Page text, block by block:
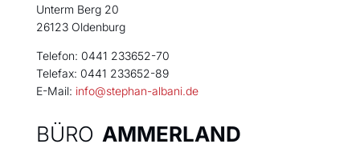
Unterm Berg 20
26123 Oldenburg
Telefon: 0441 233652-70
Telefax: 0441 233652-89
E-Mail: info@stephan-albani.de
BÜRO AMMERLAND